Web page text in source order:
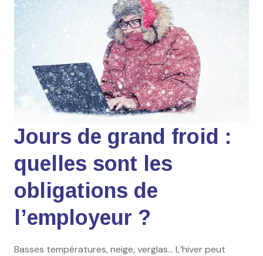
Jours de grand froid :
quelles sont les
obligations de
l’employeur ?
Basses températures, neige, verglas… L’hiver peut